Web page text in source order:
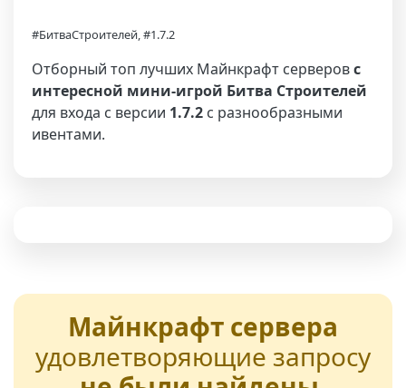
#БитваСтроителей, #1.7.2
Отборный топ лучших Майнкрафт серверовс
интересной мини-игрой Битва Строителей
для входа с версии 1.7.2 с разнообразными
ивентами.
Майнкрафт сервера
удовлетворяющие запросу